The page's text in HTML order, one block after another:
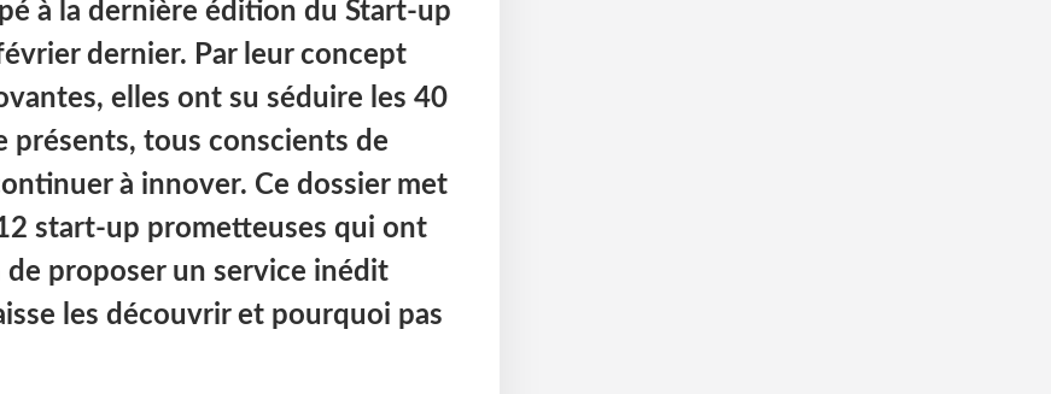
à la dernière édition du Start-up
dernier. Par leur concept
elles ont su séduire les 40
présents, tous conscients de
à innover. Ce dossier met
start-up prometteuses qui ont
proposer un service inédit
les découvrir et pourquoi pas